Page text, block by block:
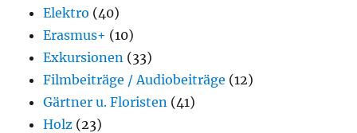
Elektro (40)
Erasmus+ (10)
Exkursionen (33)
Filmbeiträge / Audiobeiträge (12)
Gärtner u. Floristen (41)
Holz (23)